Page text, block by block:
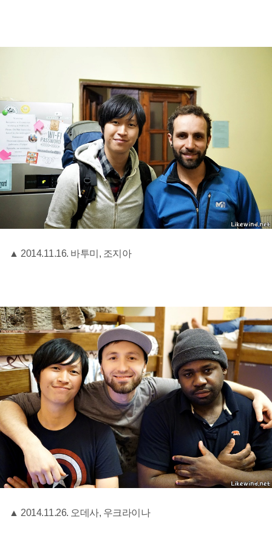
▲ 2014.11.16. 바투미, 조지아
▲ 2014.11.26. 오데사, 우크라이나